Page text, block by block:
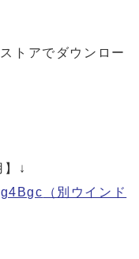
トアでダウンロー
↓
（別ウインド